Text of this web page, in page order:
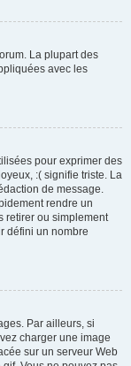
La plupart des
avec les
pour exprimer des
:( signifie triste. La
de message.
rendre un
retirer ou simplement
défini un nombre
Par ailleurs, si
charger une image
sur un serveur Web